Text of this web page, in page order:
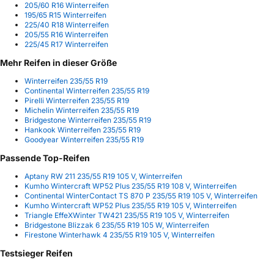
205/60 R16 Winterreifen
195/65 R15 Winterreifen
225/40 R18 Winterreifen
205/55 R16 Winterreifen
225/45 R17 Winterreifen
Mehr Reifen in dieser Größe
Winterreifen 235/55 R19
Continental Winterreifen 235/55 R19
Pirelli Winterreifen 235/55 R19
Michelin Winterreifen 235/55 R19
Bridgestone Winterreifen 235/55 R19
Hankook Winterreifen 235/55 R19
Goodyear Winterreifen 235/55 R19
Passende Top-Reifen
Aptany RW 211 235/55 R19 105 V, Winterreifen
Kumho Wintercraft WP52 Plus 235/55 R19 108 V, Winterreifen
Continental WinterContact TS 870 P 235/55 R19 105 V, Winterreifen
Kumho Wintercraft WP52 Plus 235/55 R19 105 V, Winterreifen
Triangle EffeXWinter TW421 235/55 R19 105 V, Winterreifen
Bridgestone Blizzak 6 235/55 R19 105 W, Winterreifen
Firestone Winterhawk 4 235/55 R19 105 V, Winterreifen
Testsieger Reifen